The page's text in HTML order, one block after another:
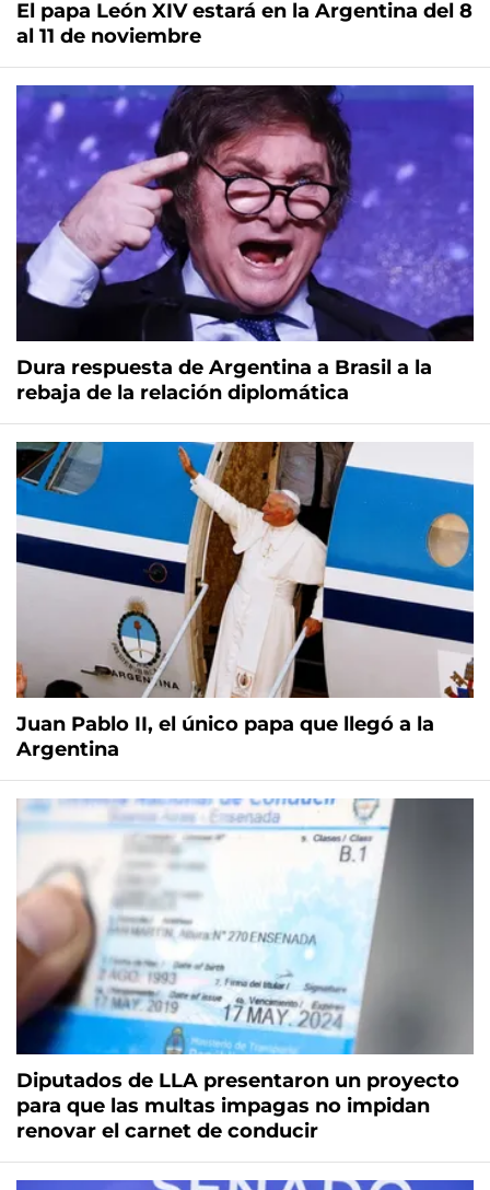
El papa León XIV estará en la Argentina del 8
al 11 de noviembre
Dura respuesta de Argentina a Brasil a la
rebaja de la relación diplomática
Juan Pablo II, el único papa que llegó a la
Argentina
Diputados de LLA presentaron un proyecto
para que las multas impagas no impidan
renovar el carnet de conducir